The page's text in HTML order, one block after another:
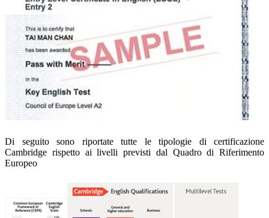
Di seguito sono riportate tutte le tipologie di certificazione
Cambridge rispetto ai livelli previsti dal Quadro di Riferimento
Europeo